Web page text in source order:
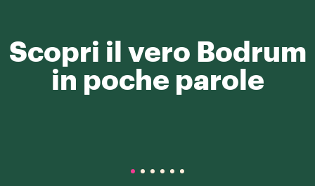
Scopri il vero Bodrum
in poche parole